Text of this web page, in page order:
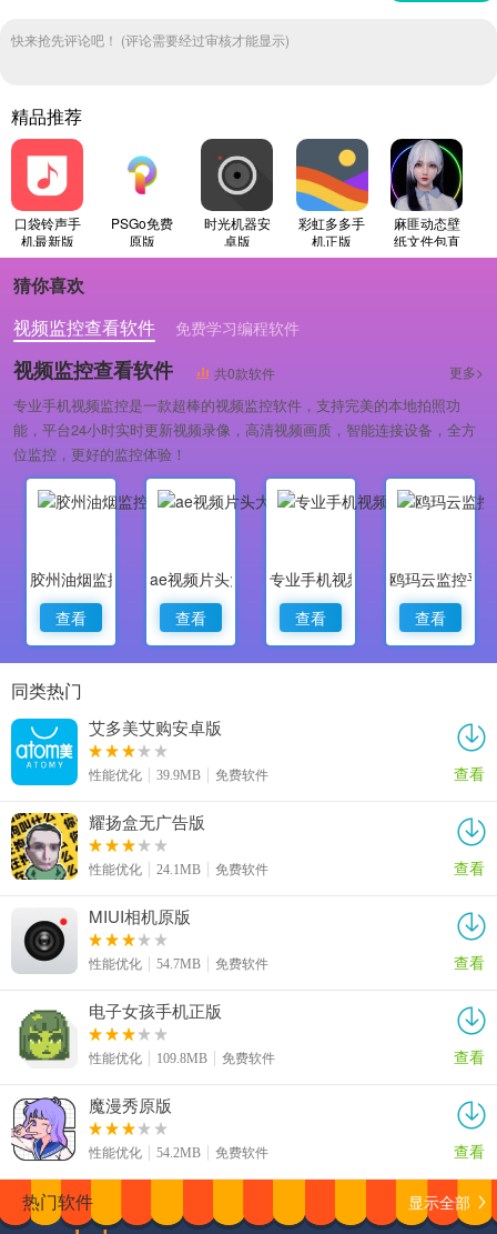
快来抢先评论吧！ (评论需要经过审核才能显示)
精品推荐
口袋铃声手
机最新版
PSGo免费
原版
时光机器安
卓版
彩虹多多手
机正版
麻匪动态壁
纸文件包直
装版
猜你喜欢
视频监控查看软件
免费学习编程软件
专业做婚礼策划的软件
视频监控查看软件 共0款软件 更多>
专业手机视频监控是一款超棒的视频监控软件，支持完美的本地拍照功
能，平台24小时实时更新视频录像，高清视频画质，智能连接设备，全方
位监控，更好的监控体验！
胶州油烟监控
查看
ae视频片头大师
查看
专业手机视频监控
查看
鸥玛云监控平
查看
同类热门
艾多美艾购安卓版
性能优化 39.9MB 免费软件 查看
耀扬盒无广告版
性能优化 24.1MB 免费软件 查看
MIUI相机原版
性能优化 54.7MB 免费软件 查看
电子女孩手机正版
性能优化 109.8MB 免费软件 查看
魔漫秀原版
性能优化 54.2MB 免费软件 查看
热门软件 显示全部